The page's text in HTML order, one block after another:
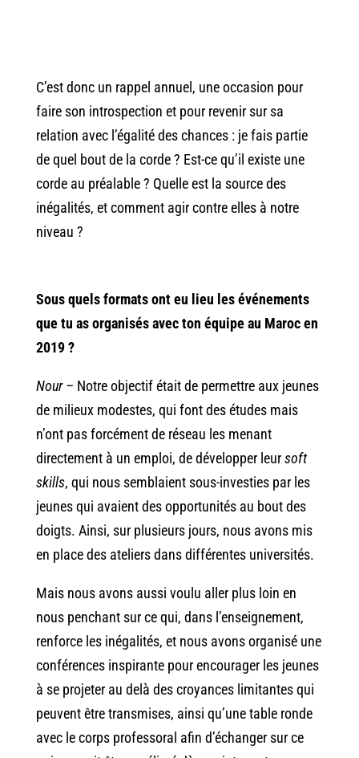
C’est donc un rappel annuel, une occasion pour
faire son introspection et pour revenir sur sa
relation avec l’égalité des chances : je fais partie
de quel bout de la corde ? Est-ce qu’il existe une
corde au préalable ? Quelle est la source des
inégalités, et comment agir contre elles à notre
niveau ?
Sous quels formats ont eu lieu les événements
que tu as organisés avec ton équipe au Maroc en
2019 ?
Nour – Notre objectif était de permettre aux jeunes
de milieux modestes, qui font des études mais
n’ont pas forcément de réseau les menant
directement à un emploi, de développer leursoft
skills, qui nous semblaient sous-investies par les
jeunes qui avaient des opportunités au bout des
doigts. Ainsi, sur plusieurs jours, nous avons mis
en place des ateliers dans différentes universités.
Mais nous avons aussi voulu aller plus loin en
nous penchant sur ce qui, dans l’enseignement,
renforce les inégalités, et nous avons organisé une
conférences inspirante pour encourager les jeunes
à se projeter au delà des croyances limitantes qui
peuvent être transmises, ainsi qu’une table ronde
avec le corps professoral afin d’échanger sur ce